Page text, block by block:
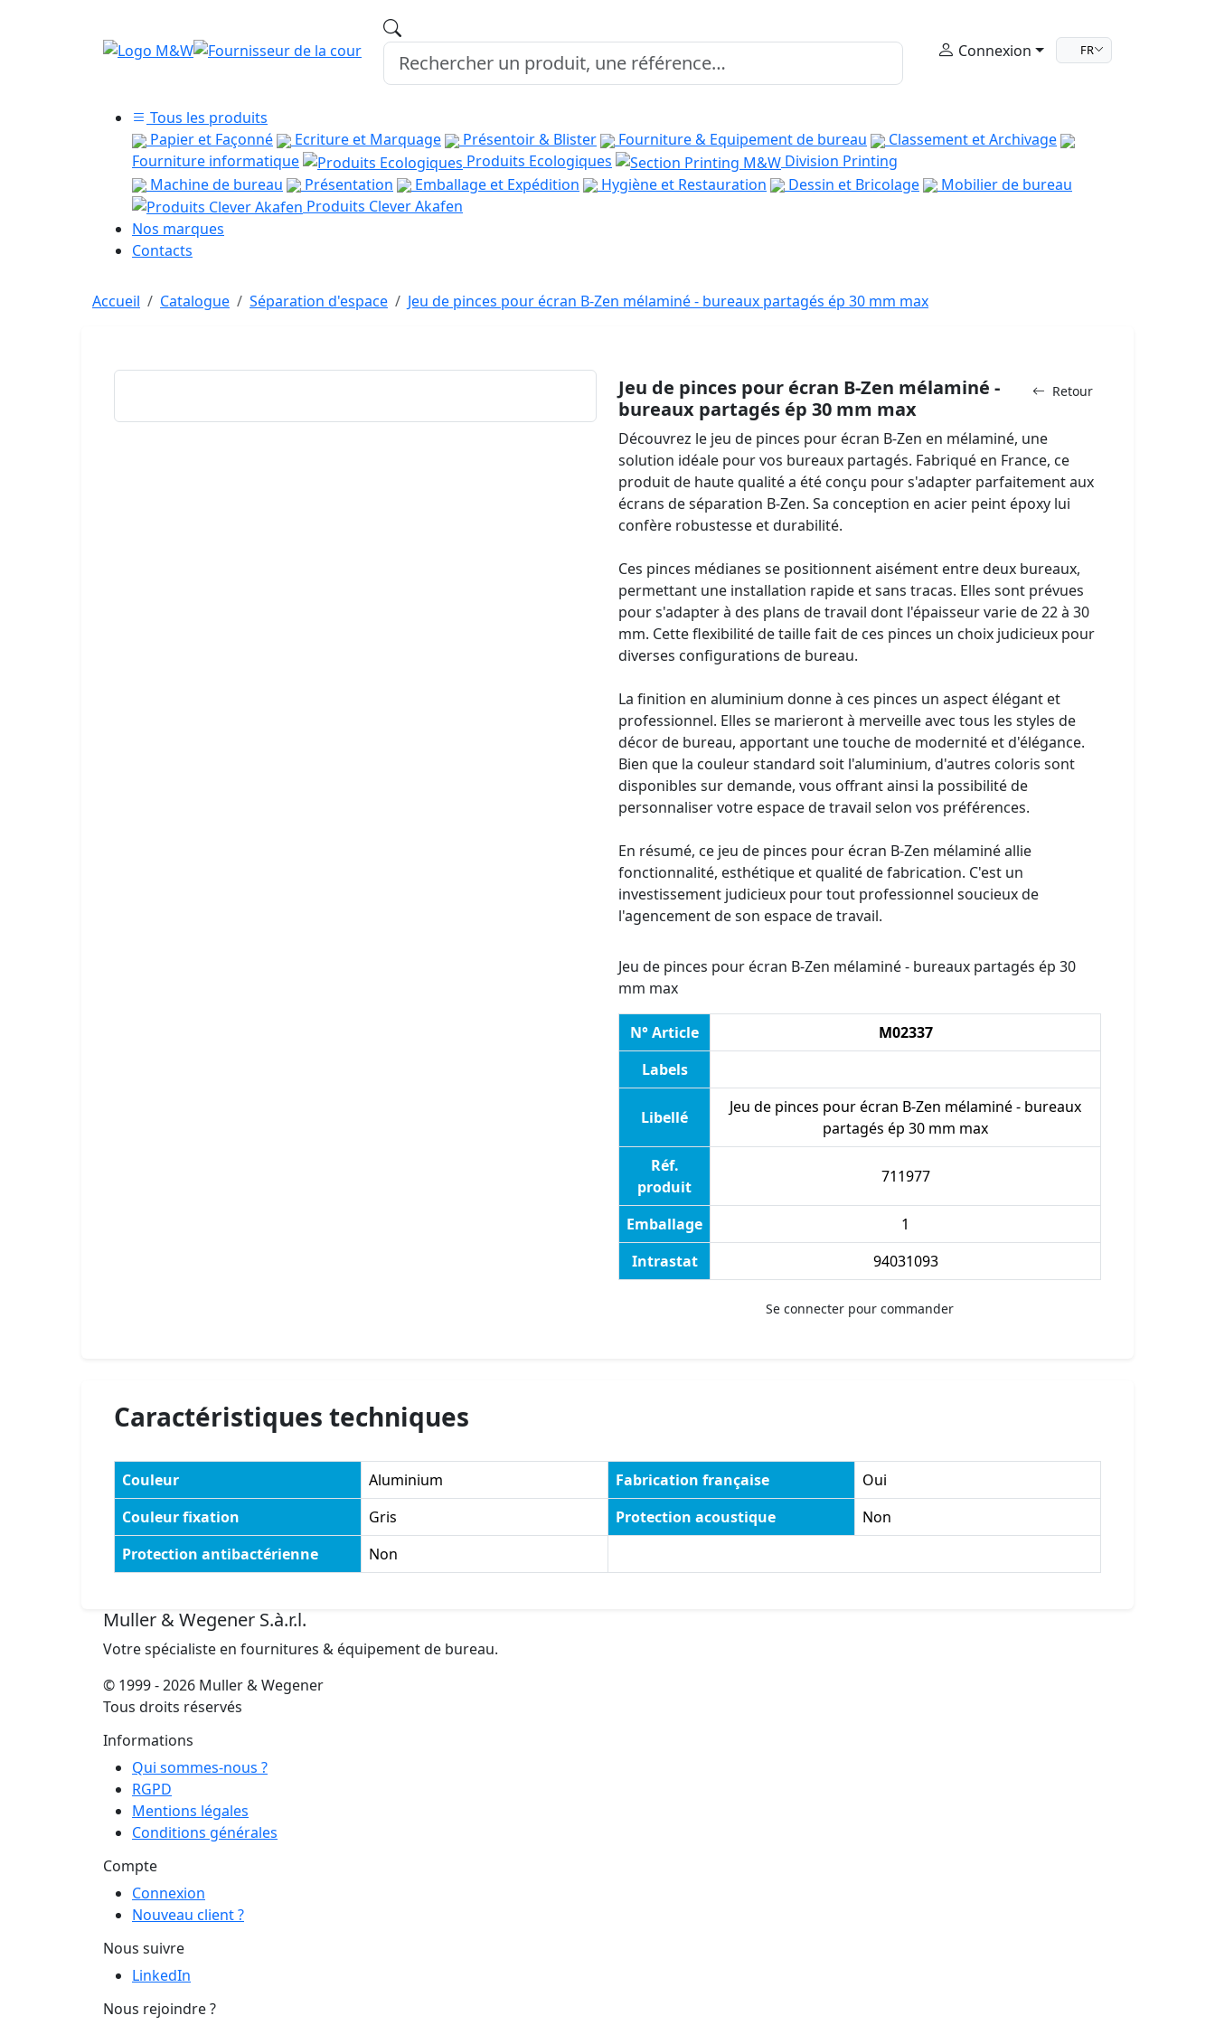
Connexion FR
Tous les produits
Papier et Façonné
Ecriture et Marquage Présentoir & Blister Fourniture & Equipement de bureau
Classement et Archivage
Fourniture informatique
Produits Ecologiques
Division Printing
Machine de bureau
Présentation Emballage et Expédition Hygiène et Restauration Dessin et Bricolage
Mobilier de bureau
Produits Clever Akafen
Nos marques
Contacts
Accueil Catalogue Séparation d'espace Jeu de pinces pour écran B-Zen mélaminé - bureaux partagés ép 30 mm max
Retour
Jeu de pinces pour écran B-Zen mélaminé -
bureaux partagés ép 30 mm max
Découvrez le jeu de pinces pour écran B-Zen en mélaminé, une
solution idéale pour vos bureaux partagés. Fabriqué en France, ce
produit de haute qualité a été conçu pour s'adapter parfaitement aux
écrans de séparation B-Zen. Sa conception en acier peint époxy lui
confère robustesse et durabilité.
Ces pinces médianes se positionnent aisément entre deux bureaux,
permettant une installation rapide et sans tracas. Elles sont prévues
pour s'adapter à des plans de travail dont l'épaisseur varie de 22 à 30
mm. Cette flexibilité de taille fait de ces pinces un choix judicieux pour
diverses configurations de bureau.
La finition en aluminium donne à ces pinces un aspect élégant et
professionnel. Elles se marieront à merveille avec tous les styles de
décor de bureau, apportant une touche de modernité et d'élégance.
Bien que la couleur standard soit l'aluminium, d'autres coloris sont
disponibles sur demande, vous offrant ainsi la possibilité de
personnaliser votre espace de travail selon vos préférences.
En résumé, ce jeu de pinces pour écran B-Zen mélaminé allie
fonctionnalité, esthétique et qualité de fabrication. C'est un
investissement judicieux pour tout professionnel soucieux de
l'agencement de son espace de travail.
Jeu de pinces pour écran B-Zen mélaminé - bureaux partagés ép 30
mm max
N° Article
M02337
Labels
Libellé
Jeu de pinces pour écran B-Zen mélaminé - bureaux
partagés ép 30 mm max
Réf.
produit
711977
Emballage
1
Intrastat
94031093
Se connecter pour commander
Caractéristiques techniques
Couleur Aluminium Fabrication française
Oui
Couleur fixation
Gris Protection acoustique
Non
Protection antibactérienne
Non
Muller & Wegener S.à.r.l.
Votre spécialiste en fournitures & équipement de bureau.
© 1999 - 2026 Muller & Wegener
Tous droits réservés
Informations
Qui sommes-nous ?
RGPD
Mentions légales
Conditions générales
Compte
Connexion
Nouveau client ?
Nous suivre
LinkedIn
Nous rejoindre ?